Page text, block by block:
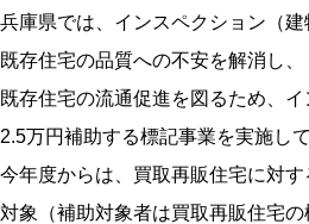
兵庫県では、インスペクション（
既存住宅の品質への不安を解消し、
既存住宅の流通促進を図るため、
2.5万円補助する標記事業を実施して
今年度からは、買取再販住宅に対
対象（補助対象者は買取再販住宅の